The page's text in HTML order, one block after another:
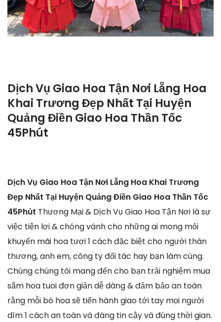
Dịch Vụ Giao Hoa Tận Nơi Lẵng Hoa
Khai Trương Đẹp Nhất Tại Huyện
Quảng Điền Giao Hoa Thần Tốc
45Phút
Dịch Vụ Giao Hoa Tận Nơi Lẵng Hoa Khai Trương
Đẹp Nhất Tại Huyện Quảng Điền Giao Hoa Thần Tốc
45Phút Thương Mại & Dịch Vụ Giao Hoa Tận Nơi là sự
việc tiện lợi & chóng vánh cho những ai mong mỏi
khuyến mãi hoa tươi 1 cách đặc biệt cho người thân
thương, anh em, công ty đối tác hay bạn làm cùng.
Chúng chúng tôi mang đến cho bạn trải nghiệm mua
sắm hoa tuoi đơn giản dễ dàng & đảm bảo an toàn
rằng mỗi bó hoa sẽ tiến hành giao tới tay mọi người
dìm 1 cách an toàn và đáng tin cậy và đúng thời gian.